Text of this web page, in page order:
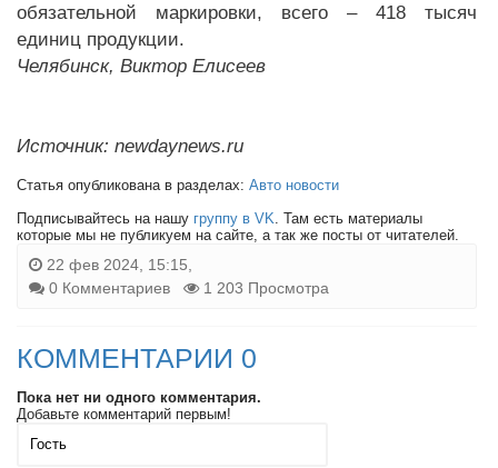
обязательной маркировки, всего – 418 тысяч
единиц продукции.
Челябинск, Виктор Елисеев
Источник: newdaynews.ru
Статья опубликована в разделах: Авто новости
Подписывайтесь на нашу группу в VK . Там есть материалы
которые мы не публикуем на сайте, а так же посты от читателей.
22 фев 2024, 15:15,
0 Комментариев
1 203 Просмотра
КОММЕНТАРИИ 0
Пока нет ни одного комментария.
Добавьте комментарий первым!